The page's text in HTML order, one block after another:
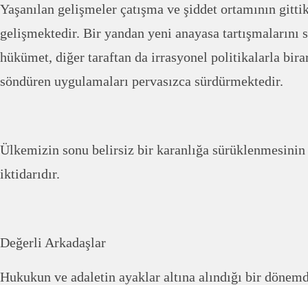
Yaşanılan gelişmeler çatışma ve şiddet ortamının
gelişmektedir. Bir yandan yeni anayasa tartışmalarını
hükümet, diğer taraftan da irrasyonel politikalarla
söndüren uygulamaları pervasızca sürdürmektedir.
Ülkemizin sonu belirsiz bir karanlığa sürüklenmesinin
iktidarıdır.
Değerli Arkadaşlar
Hukukun ve adaletin ayaklar altına alındığı bir